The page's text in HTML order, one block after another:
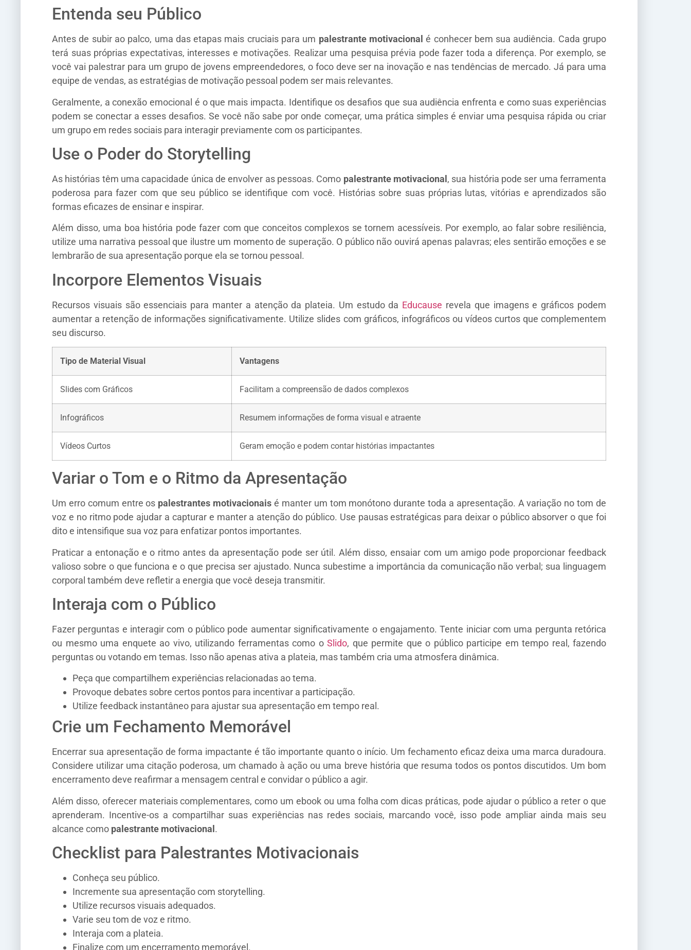
Entenda seu Público
Antes de subir ao palco, uma das etapas mais cruciais para um palestrante motivacional é conhecer bem sua audiência. Cada grupo
terá suas próprias expectativas, interesses e motivações. Realizar uma pesquisa prévia pode fazer toda a diferença. Por exemplo, se
você vai palestrar para um grupo de jovens empreendedores, o foco deve ser na inovação e nas tendências de mercado. Já para uma
equipe de vendas, as estratégias de motivação pessoal podem ser mais relevantes.
Geralmente, a conexão emocional é o que mais impacta. Identifique os desafios que sua audiência enfrenta e como suas experiências
podem se conectar a esses desafios. Se você não sabe por onde começar, uma prática simples é enviar uma pesquisa rápida ou criar
um grupo em redes sociais para interagir previamente com os participantes.
Use o Poder do Storytelling
As histórias têm uma capacidade única de envolver as pessoas. Como palestrante motivacional , sua história pode ser uma ferramenta
poderosa para fazer com que seu público se identifique com você. Histórias sobre suas próprias lutas, vitórias e aprendizados são
formas eficazes de ensinar e inspirar.
Além disso, uma boa história pode fazer com que conceitos complexos se tornem acessíveis. Por exemplo, ao falar sobre resiliência,
utilize uma narrativa pessoal que ilustre um momento de superação. O público não ouvirá apenas palavras; eles sentirão emoções e se
lembrarão de sua apresentação porque ela se tornou pessoal.
Incorpore Elementos Visuais
Recursos visuais são essenciais para manter a atenção da plateia. Um estudo da Educause revela que imagens e gráficos podem
aumentar a retenção de informações significativamente. Utilize slides com gráficos, infográficos ou vídeos curtos que complementem
seu discurso.
Tipo de Material Visual Vantagens
Slides com Gráficos Facilitam a compreensão de dados complexos
Infográficos Resumem informações de forma visual e atraente
Vídeos Curtos Geram emoção e podem contar histórias impactantes
Variar o Tom e o Ritmo da Apresentação
Um erro comum entre os palestrantes motivacionais é manter um tom monótono durante toda a apresentação. A variação no tom de
voz e no ritmo pode ajudar a capturar e manter a atenção do público. Use pausas estratégicas para deixar o público absorver o que foi
dito e intensifique sua voz para enfatizar pontos importantes.
Praticar a entonação e o ritmo antes da apresentação pode ser útil. Além disso, ensaiar com um amigo pode proporcionar feedback
valioso sobre o que funciona e o que precisa ser ajustado. Nunca subestime a importância da comunicação não verbal; sua linguagem
corporal também deve refletir a energia que você deseja transmitir.
Interaja com o Público
Fazer perguntas e interagir com o público pode aumentar significativamente o engajamento. Tente iniciar com uma pergunta retórica
ou mesmo uma enquete ao vivo, utilizando ferramentas como o Slido, que permite que o público participe em tempo real, fazendo
perguntas ou votando em temas. Isso não apenas ativa a plateia, mas também cria uma atmosfera dinâmica.
Peça que compartilhem experiências relacionadas ao tema.
Provoque debates sobre certos pontos para incentivar a participação.
Utilize feedback instantâneo para ajustar sua apresentação em tempo real.
Crie um Fechamento Memorável
Encerrar sua apresentação de forma impactante é tão importante quanto o início. Um fechamento eficaz deixa uma marca duradoura.
Considere utilizar uma citação poderosa, um chamado à ação ou uma breve história que resuma todos os pontos discutidos. Um bom
encerramento deve reafirmar a mensagem central e convidar o público a agir.
Além disso, oferecer materiais complementares, como um ebook ou uma folha com dicas práticas, pode ajudar o público a reter o que
aprenderam. Incentive-os a compartilhar suas experiências nas redes sociais, marcando você, isso pode ampliar ainda mais seu
alcance como palestrante motivacional.
Checklist para Palestrantes Motivacionais
Conheça seu público.
Incremente sua apresentação com storytelling.
Utilize recursos visuais adequados.
Varie seu tom de voz e ritmo.
Interaja com a plateia.
Finalize com um encerramento memorável.